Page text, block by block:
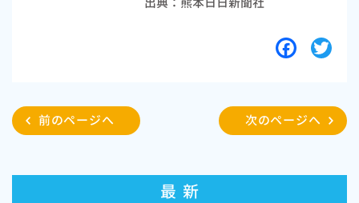
e
b
o
t
t
r
前のページへ 次のページへ
最 新